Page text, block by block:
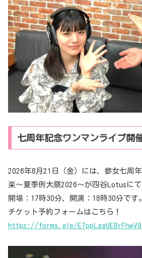
七周年記念ワンマンライブ開
2026年8月21日（金）には、参女七周
楽～夏季例大祭2026～が四谷Lotusにて
開場：17時30分、開演：18時30分です。
チケット予約フォームはこちら！
https://forms.gle/